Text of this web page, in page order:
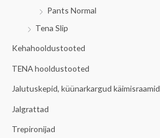
Pants Normal
Tena Slip
Kehahooldustooted
TENA hooldustooted
Jalutuskepid, küünarkargud käimisraamid
Jalgrattad
Trepironijad